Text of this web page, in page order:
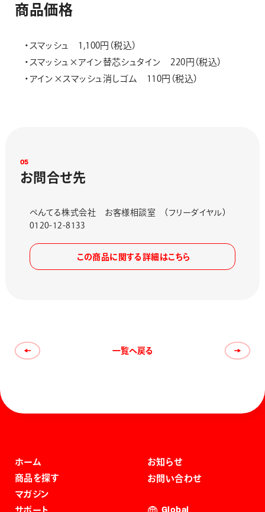
商品価格
・スマッシュ 1,100円（税込）
・スマッシュ×アイン替芯シュタイン 220円（税込）
・アイン×スマッシュ消しゴム 110円（税込）
05
お問 合せ先
ぺんてる株式会社 お客様相談室 （フリーダイヤル）
0120-12-8133
この商品に関する詳細はこちら
一覧へ戻る
ホーム
商品を探す
マガジン
サポート
お知らせ
お問い合わせ